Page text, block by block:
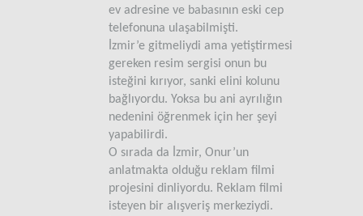
ev adresine ve babasının eski cep
telefonuna ulaşabilmişti.
İzmir’e gitmeliydi ama yetiştirmesi
gereken resim sergisi onun bu
isteğini kırıyor, sanki elini kolunu
bağlıyordu. Yoksa bu ani ayrılığın
nedenini öğrenmek için her şeyi
yapabilirdi.
O sırada da İzmir, Onur’un
anlatmakta olduğu reklam filmi
projesini dinliyordu. Reklam filmi
isteyen bir alışveriş merkeziydi.